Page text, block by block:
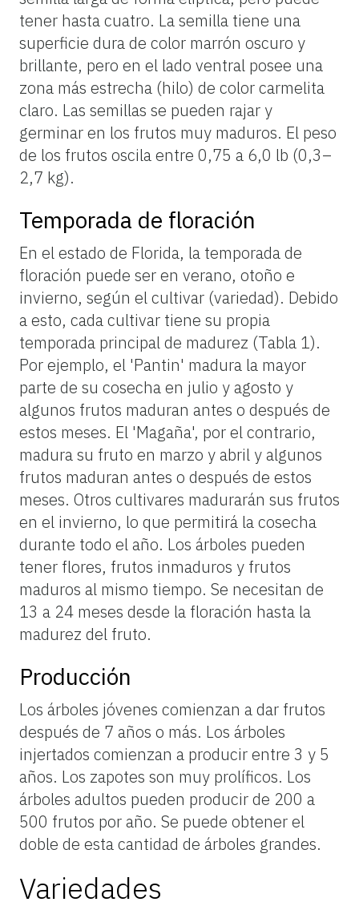
tener hasta cuatro. La semilla tiene una
superficie dura de color marrón oscuro y
brillante, pero en el lado ventral posee una
zona más estrecha (hilo) de color carmelita
claro. Las semillas se pueden rajar y
germinar en los frutos muy maduros. El peso
de los frutos oscila entre 0,75 a 6,0 lb (0,3–
2,7 kg).
Temporada de floración
En el estado de Florida, la temporada de
floración puede ser en verano, otoño e
invierno, según el cultivar (variedad). Debido
a esto, cada cultivar tiene su propia
temporada principal de madurez (Tabla 1).
Por ejemplo, el 'Pantin' madura la mayor
parte de su cosecha en julio y agosto y
algunos frutos maduran antes o después de
estos meses. El 'Magaña', por el contrario,
madura su fruto en marzo y abril y algunos
frutos maduran antes o después de estos
meses. Otros cultivares madurarán sus frutos
en el invierno, lo que permitirá la cosecha
durante todo el año. Los árboles pueden
tener flores, frutos inmaduros y frutos
maduros al mismo tiempo. Se necesitan de
13 a 24 meses desde la floración hasta la
madurez del fruto.
Producción
Los árboles jóvenes comienzan a dar frutos
después de 7 años o más. Los árboles
injertados comienzan a producir entre 3 y 5
años. Los zapotes son muy prolíficos. Los
árboles adultos pueden producir de 200 a
500 frutos por año. Se puede obtener el
doble de esta cantidad de árboles grandes.
Variedades